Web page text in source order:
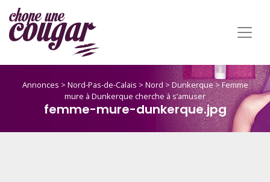
Annonces > Nord-Pas-de-Calais > Nord > Dunkerque>Femme
mure à Dunkerque cherche à s’amuser
femme-mure-dunkerque.jpg